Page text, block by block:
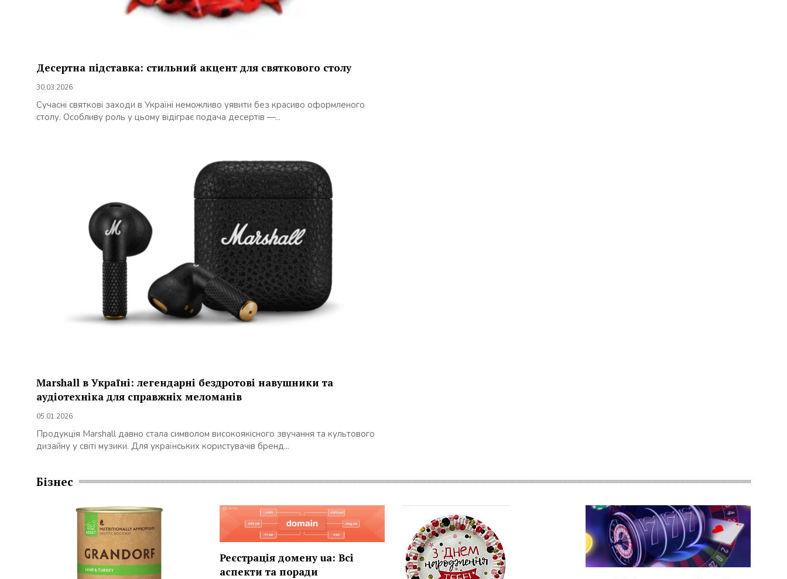
Десертна підставка: стильний акцент для святкового столу
30.03.2026
Сучасні святкові заходи в Україні неможливо уявити без красиво оформленого
столу. Особливу роль у цьому відіграє подача десертів —...
Marshall в Україні: легендарні бездротові навушники та
аудіотехніка для справжніх меломанів
05.01.2026
Продукція Marshall давно стала символом високоякісного звучання та культового
дизайну у світі музики. Для українських користувачів бренд...
Бізнес
Реєстрація домену ua: Всі
аспекти та поради